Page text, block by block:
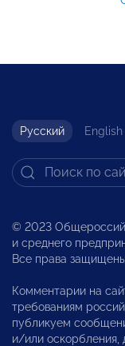
Русский English
© 2023
и среднего
Все права
Комментарии на
требованиям
публикуем
и/или оскорбления,